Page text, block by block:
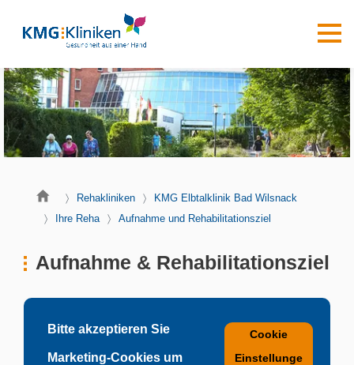
Rehakliniken
KMG Elbtalklinik Bad Wilsnack
Ihre Reha
Aufnahme und Rehabilitationsziel
Aufnahme & Rehabilitationsziel
Bitte akzeptieren Sie
Marketing-Cookies um
Cookie
Einstellunge